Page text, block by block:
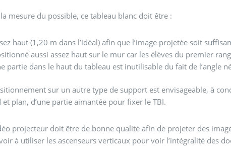
mesure du possible, ce tableau blanc doit être :
haut (1,20 m dans l’idéal) afin que l’image projetée soit
aussi assez haut sur le mur car les élèves du premier
partie dans le haut du tableau est inutilisable du fait de l’angle
sur un autre type de support est envisageable, à
et plan, d’une partie aimantée pour fixer le TBI.
projecteur doit être de bonne qualité afin de projeter des
à utiliser les ascenseurs verticaux pour voir l’intégralité des